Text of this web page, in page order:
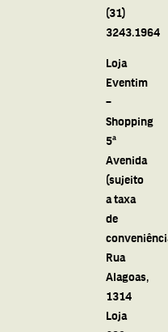
(31)
3243.1964
Loja
Eventim
–
Shopping
5ª
Avenida
(sujeito
a taxa
de
Rua
Alagoas,
1314
Loja